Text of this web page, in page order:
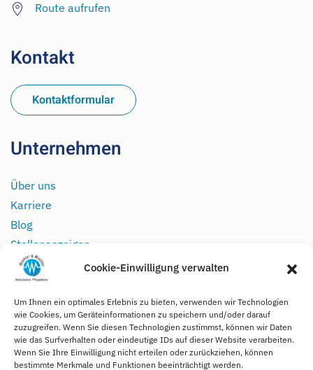
Cookie-Einwilligung verwalten
Um Ihnen ein optimales Erlebnis zu bieten, verwenden wir Technologien
wie Cookies, um Geräteinformationen zu speichern und/oder darauf
zuzugreifen. Wenn Sie diesen Technologien zustimmst, können wir Daten
wie das Surfverhalten oder eindeutige IDs auf dieser Website verarbeiten.
Wenn Sie Ihre Einwilligung nicht erteilen oder zurückziehen, können
bestimmte Merkmale und Funktionen beeinträchtigt werden.
Route aufrufen
Kontakt
Kontaktformular
Unternehmen
Über uns
Karriere
Blog
Stellenanzeigen
Rechtliches
Impressum
Datenschutz
Kontakt